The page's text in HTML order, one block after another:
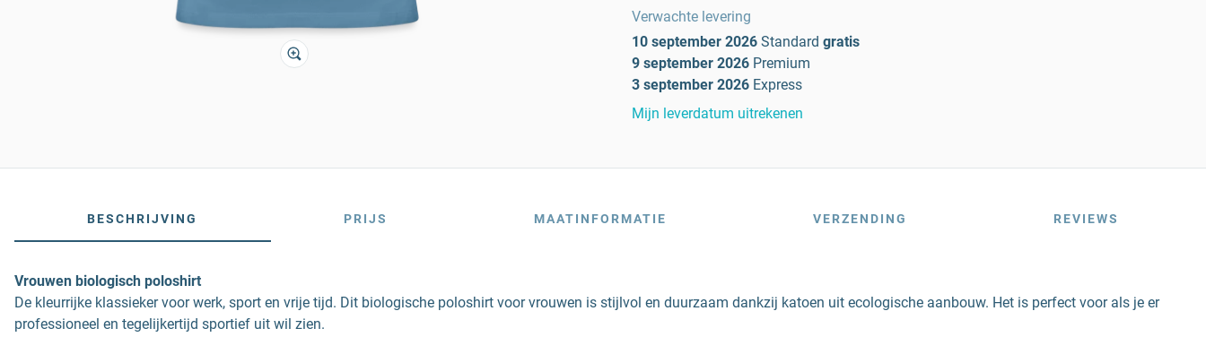
Verwachte levering
10 september 2026 Standard gratis
9 september 2026 Premium
3 september 2026 Express
Mijn leverdatum uitrekenen
BESCHRIJVING PRIJS MAATINFORMATIE VERZENDING REVIEWS
Vrouwen biologisch poloshirt
De kleurrijke klassieker voor werk, sport en vrije tijd. Dit biologische poloshirt voor vrouwen is stijlvol en duurzaam dankzij katoen uit ecologische aanbouw. Het is perfect voor als je er
professioneel en tegelijkertijd sportief uit wil zien.